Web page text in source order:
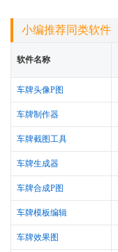
小编推荐同类软件
软件名称
车牌头像P图
车牌制作器
车牌截图工具
车牌生成器
车牌合成P图
车牌模板编辑
车牌效果图